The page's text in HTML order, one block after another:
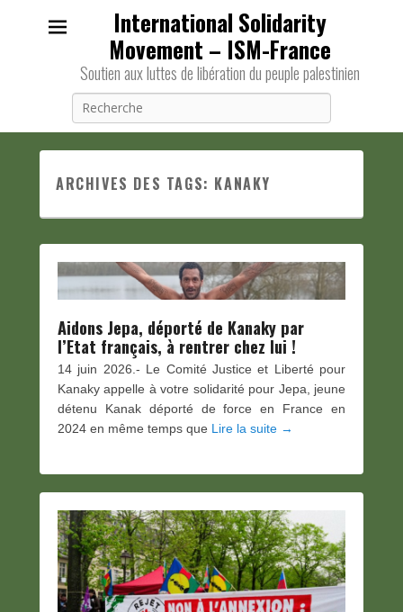
International Solidarity
Movement – ISM-France
Soutien aux luttes de libération du peuple palestinien
ARCHIVES DES TAGS: KANAKY
Aidons Jepa, déporté de Kanaky par
l’Etat français, à rentrer chez lui !
14 juin 2026.- Le Comité Justice et Liberté pour
Kanaky appelle à votre solidarité pour Jepa, jeune
détenu Kanak déporté de force en France en
2024 en même temps que Lire la suite →